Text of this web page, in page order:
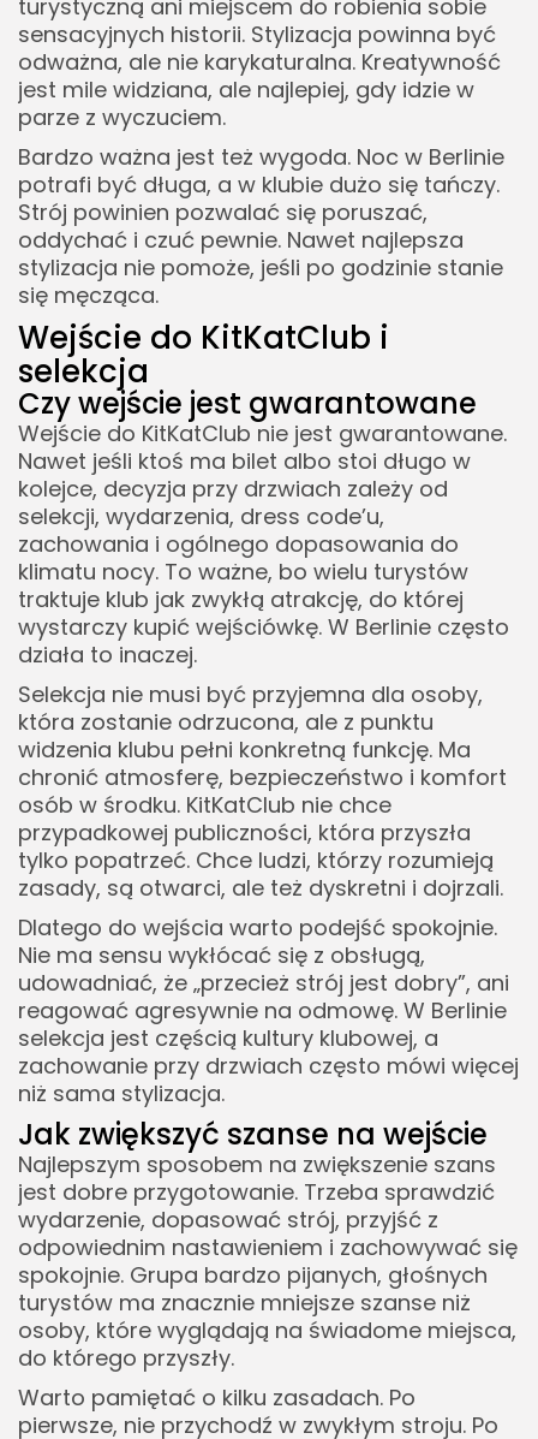
turystyczną ani miejscem do robienia sobie
sensacyjnych historii. Stylizacja powinna być
odważna, ale nie karykaturalna. Kreatywność
jest mile widziana, ale najlepiej, gdy idzie w
parze z wyczuciem.
Bardzo ważna jest też wygoda. Noc w Berlinie
potrafi być długa, a w klubie dużo się tańczy.
Strój powinien pozwalać się poruszać,
oddychać i czuć pewnie. Nawet najlepsza
stylizacja nie pomoże, jeśli po godzinie stanie
się męcząca.
Wejście do KitKatClub i
selekcja
Czy wejście jest gwarantowane
Wejście do KitKatClub nie jest gwarantowane.
Nawet jeśli ktoś ma bilet albo stoi długo w
kolejce, decyzja przy drzwiach zależy od
selekcji, wydarzenia, dress code’u,
zachowania i ogólnego dopasowania do
klimatu nocy. To ważne, bo wielu turystów
traktuje klub jak zwykłą atrakcję, do której
wystarczy kupić wejściówkę. W Berlinie często
działa to inaczej.
Selekcja nie musi być przyjemna dla osoby,
która zostanie odrzucona, ale z punktu
widzenia klubu pełni konkretną funkcję. Ma
chronić atmosferę, bezpieczeństwo i komfort
osób w środku. KitKatClub nie chce
przypadkowej publiczności, która przyszła
tylko popatrzeć. Chce ludzi, którzy rozumieją
zasady, są otwarci, ale też dyskretni i dojrzali.
Dlatego do wejścia warto podejść spokojnie.
Nie ma sensu wykłócać się z obsługą,
udowadniać, że „przecież strój jest dobry”, ani
reagować agresywnie na odmowę. W Berlinie
selekcja jest częścią kultury klubowej, a
zachowanie przy drzwiach często mówi więcej
niż sama stylizacja.
Jak zwiększyć szanse na wejście
Najlepszym sposobem na zwiększenie szans
jest dobre przygotowanie. Trzeba sprawdzić
wydarzenie, dopasować strój, przyjść z
odpowiednim nastawieniem i zachowywać się
spokojnie. Grupa bardzo pijanych, głośnych
turystów ma znacznie mniejsze szanse niż
osoby, które wyglądają na świadome miejsca,
do którego przyszły.
Warto pamiętać o kilku zasadach. Po
pierwsze, nie przychodź w zwykłym stroju. Po